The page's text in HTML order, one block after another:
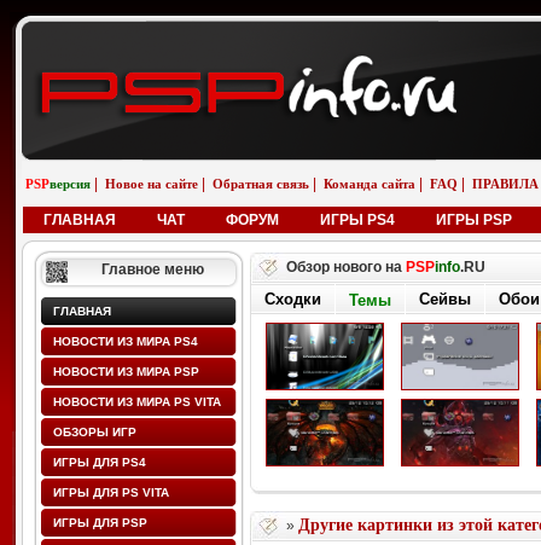
PSPверсия Новое на сайте Обратная связь Команда сайта FAQ ПРАВИЛА
ГЛАВНАЯ ЧАТ ФОРУМ ИГРЫ PS4 ИГРЫ PSP
Главное меню
ГЛАВНАЯ
НОВОСТИ ИЗ МИРА PS4
НОВОСТИ ИЗ МИРА PSP
НОВОСТИ ИЗ МИРА PS VITA
ОБЗОРЫ ИГР
ИГРЫ ДЛЯ PS4
ИГРЫ ДЛЯ PS VITA
ИГРЫ ДЛЯ PSP
Обзор нового на PSPinfo.RU
Сходки Темы Сейвы Обои
» Другие картинки из этой